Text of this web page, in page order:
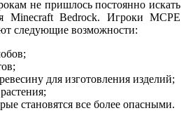
не пришлось постоянно искать
Minecraft Bedrock. Игроки MCPE
следующие возможности:
для изготовления изделий;
становятся все более опасными.